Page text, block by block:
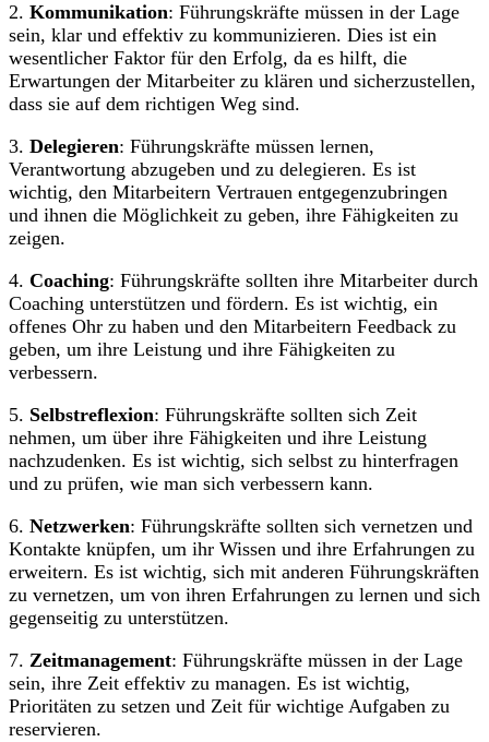
2. Kommunikation: Führungskräfte müssen in der Lage
sein, klar und effektiv zu kommunizieren. Dies ist ein
wesentlicher Faktor für den Erfolg, da es hilft, die
Erwartungen der Mitarbeiter zu klären und sicherzustellen,
dass sie auf dem richtigen Weg sind.
3. Delegieren: Führungskräfte müssen lernen,
Verantwortung abzugeben und zu delegieren. Es ist
wichtig, den Mitarbeitern Vertrauen entgegenzubringen
und ihnen die Möglichkeit zu geben, ihre Fähigkeiten zu
zeigen.
4. Coaching: Führungskräfte sollten ihre Mitarbeiter durch
Coaching unterstützen und fördern. Es ist wichtig, ein
offenes Ohr zu haben und den Mitarbeitern Feedback zu
geben, um ihre Leistung und ihre Fähigkeiten zu
verbessern.
5. Selbstreflexion: Führungskräfte sollten sich Zeit
nehmen, um über ihre Fähigkeiten und ihre Leistung
nachzudenken. Es ist wichtig, sich selbst zu hinterfragen
und zu prüfen, wie man sich verbessern kann.
6. Netzwerken: Führungskräfte sollten sich vernetzen und
Kontakte knüpfen, um ihr Wissen und ihre Erfahrungen zu
erweitern. Es ist wichtig, sich mit anderen Führungskräften
zu vernetzen, um von ihren Erfahrungen zu lernen und sich
gegenseitig zu unterstützen.
7. Zeitmanagement: Führungskräfte müssen in der Lage
sein, ihre Zeit effektiv zu managen. Es ist wichtig,
Prioritäten zu setzen und Zeit für wichtige Aufgaben zu
reservieren.